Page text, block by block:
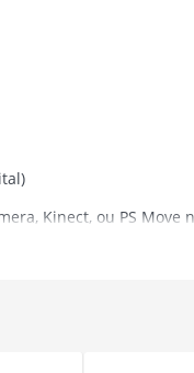
Kinect, ou PS Move
du contenu